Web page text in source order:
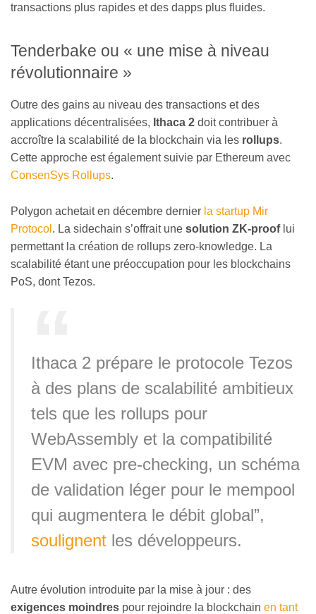
transactions plus rapides et des dapps plus fluides.
Tenderbake ou « une mise à niveau
révolutionnaire »
Outre des gains au niveau des transactions et des
applications décentralisées, Ithaca 2 doit contribuer à
accroître la scalabilité de la blockchain via les rollups.
Cette approche est également suivie par Ethereum avec
ConsenSys Rollups.
Polygon achetait en décembre dernier la startup Mir
Protocol . La sidechain s’offrait une solution ZK-prooflui
permettant la création de rollups zero-knowledge. La
scalabilité étant une préoccupation pour les blockchains
PoS, dont Tezos.
Ithaca 2 prépare le protocole Tezos
à des plans de scalabilité ambitieux
tels que les rollups pour
WebAssembly et la compatibilité
EVM avec pre-checking, un schéma
de validation léger pour le mempool
qui augmentera le débit global”,
soulignent les développeurs.
Autre évolution introduite par la mise à jour : des
exigences moindres pour rejoindre la blockchain en tant